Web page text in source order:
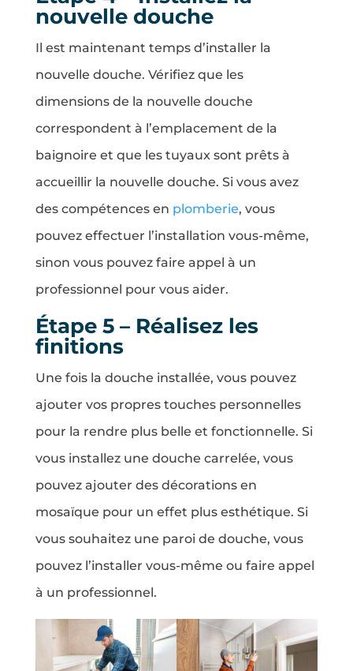
nouvelle douche
Il est maintenant temps d’installer la
nouvelle douche. Vérifiez que les
dimensions de la nouvelle douche
correspondent à l’emplacement de la
baignoire et que les tuyaux sont prêts à
accueillir la nouvelle douche. Si vous avez
des compétences en plomberie, vous
pouvez effectuer l’installation vous-même,
sinon vous pouvez faire appel à un
professionnel pour vous aider.
Étape 5 – Réalisez les
finitions
Une fois la douche installée, vous pouvez
ajouter vos propres touches personnelles
pour la rendre plus belle et fonctionnelle. Si
vous installez une douche carrelée, vous
pouvez ajouter des décorations en
mosaïque pour un effet plus esthétique. Si
vous souhaitez une paroi de douche, vous
pouvez l’installer vous-même ou faire appel
à un professionnel.